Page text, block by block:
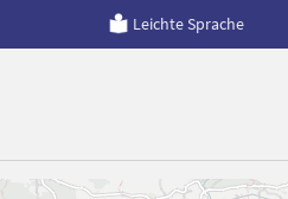
Leichte Sprache